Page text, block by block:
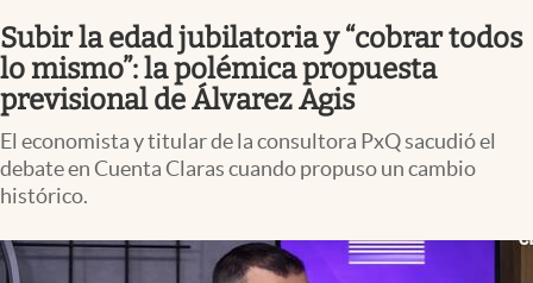
Uruguay
Negocios
Columnistas
Apertura
Clase
Subir la edad jubilatoria y “cobrar todos
lo mismo”: la polémica propuesta
previsional de Álvarez Agis
El economista y titular de la consultora PxQ sacudió el
debate en Cuenta Claras cuando propuso un cambio
histórico.